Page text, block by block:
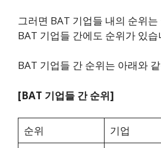
그러면 BAT 기업들 내의 순위는
BAT 기업들 간에도 순위가 있습
BAT 기업들 간 순위는 아래와
[BAT 기업들 간 순위]
순위
기업